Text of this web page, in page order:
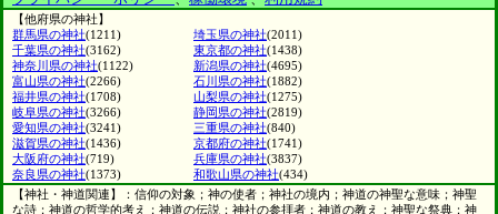
【他府県の神社】
群馬県の神社(1211) 埼玉県の神社(2011)
千葉県の神社(3162) 東京都の神社(1438)
神奈川県の神社(1122) 新潟県の神社(4695)
富山県の神社(2266) 石川県の神社(1882)
福井県の神社(1708) 山梨県の神社(1275)
岐阜県の神社(3266) 静岡県の神社(2819)
愛知県の神社(3241) 三重県の神社(840)
滋賀県の神社(1436) 京都府の神社(1741)
大阪府の神社(719) 兵庫県の神社(3837)
奈良県の神社(1373) 和歌山県の神社(434)
【神社・神道関連】：信仰の対象；神の使者；神社の境内；神道の神聖な意味；神聖
な詩；神道の哲学的考え；神道の伝説；神社の参拝者；神道の教え；神聖な祭典；神